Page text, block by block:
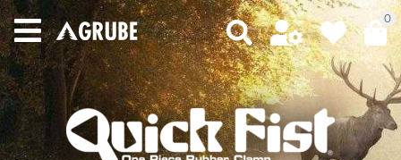
0